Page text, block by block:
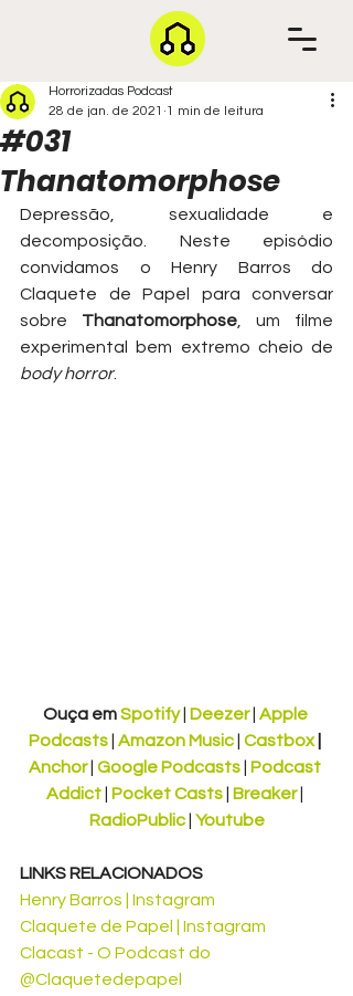
#031
Thanatomorphose
Horrorizadas Podcast
28 de jan. de 2021 1 min de leitura
Depressão, sexualidade e
decomposição. Neste episódio
convidamos o Henry Barros do
Claquete de Papel para conversar
sobre Thanatomorphose , um filme
body horror.
Ouça em Spotify | Deezer | Apple
Podcasts Amazon Music | Castbox |
Anchor | Google Podcasts
Podcast
Addict
Pocket Casts Breaker |
RadioPublic | Youtube
LINKS RELACIONADOS
Henry Barros | Instagram
Claquete de Papel | Instagram
Clacast - O Podcast do
@Claquetedepapel